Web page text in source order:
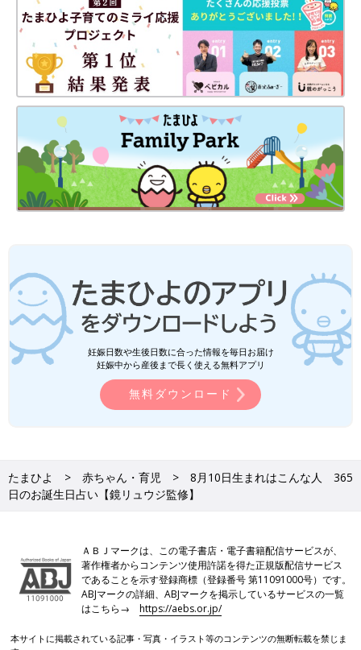
妊娠日数や生後日数に合った情報を毎日お届け
妊娠中から産後まで長く使える無料アプリ
無料ダウンロード
たまひよ 赤ちゃん・育児
8月10日生まれはこんな人 365
日のお誕生日占い【鏡リュウジ監修】
ＡＢＪマークは、この電子書店・電子書籍配信サービスが、
著作権者からコンテンツ使用許諾を得た正規版配信サービス
であることを示す登録商標（登録番号 第11091000号）です。
ABJマークの詳細、ABJマークを掲示しているサービスの一覧
はこちら→https://aebs.or.jp/
本サイトに掲載されている記事・写真・イラスト等のコンテンツの無断転載を禁じま